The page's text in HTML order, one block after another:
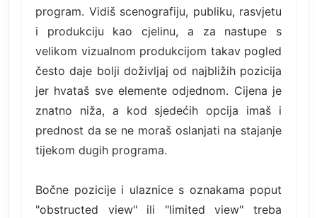
program. Vidiš scenografiju, publiku, rasvjetu
i produkciju kao cjelinu, a za nastupe s
velikom vizualnom produkcijom takav pogled
često daje bolji doživljaj od najbližih pozicija
jer hvataš sve elemente odjednom. Cijena je
znatno niža, a kod sjedećih opcija imaš i
prednost da se ne moraš oslanjati na stajanje
tijekom dugih programa.
Bočne pozicije i ulaznice s oznakama poput
"obstructed view" ili "limited view" treba